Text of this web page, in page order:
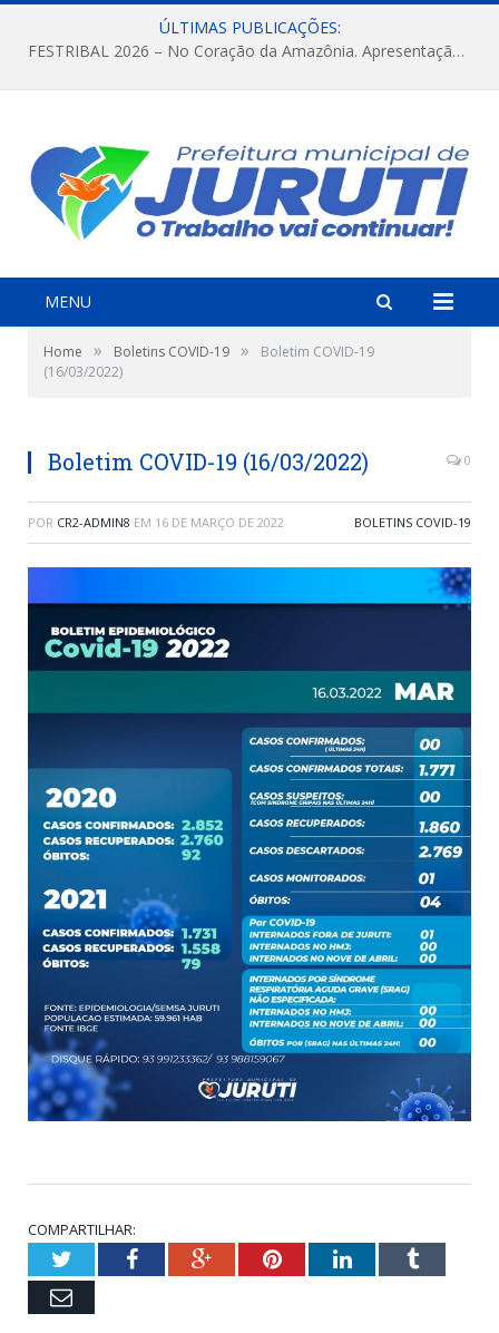
ÚLTIMAS PUBLICAÇÕES:
FESTRIBAL 2026 – No Coração da Amazônia. Apresentação da Munduruku.
MENU
Home » Boletins COVID-19 »
Boletim COVID-19
(16/03/2022)
Boletim COVID-19 (16/03/2022) 0
POR CR2-ADMIN8 EM 16 DE MARÇO DE 2022 BOLETINS COVID-19
COMPARTILHAR:
TwitterFacebookGoogle+PinterestLinkedInTumblr
Email